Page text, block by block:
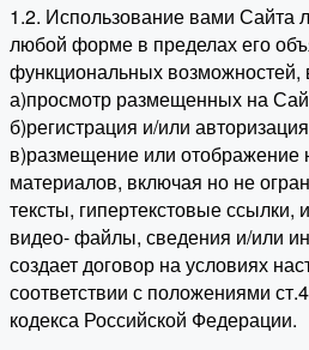
1.2. Использование вами Сайта
любой форме в пределах его
функциональных возможностей,
а)просмотр размещенных на
б)регистрация и/или
в)размещение или
материалов, включая но не
тексты, гипертекстовые ссылки,
видео- файлы, сведения и/или
создает договор на условиях
соответствии с положениями
кодекса Российской Федерации.